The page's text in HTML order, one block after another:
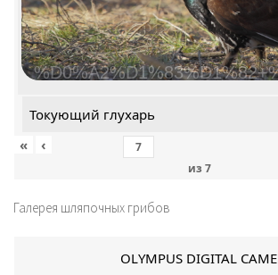
Токующий глухарь
«
‹
из 7
Галерея шляпочных грибов
OLYMPUS DIGITAL